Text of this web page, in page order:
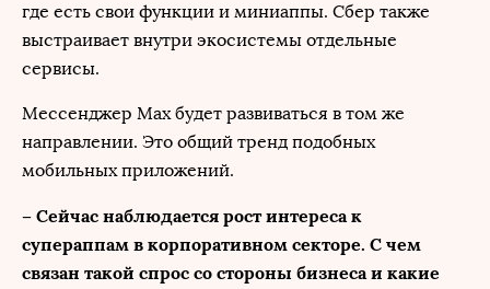
где есть свои функции и миниаппы. Сбер также
выстраивает внутри экосистемы отдельные
сервисы.
Мессенджер Max будет развиваться в том же
направлении. Это общий тренд подобных
мобильных приложений.
– Сейчас наблюдается рост интереса к
супераппам в корпоративном секторе. С чем
связан такой спрос со стороны бизнеса и какие